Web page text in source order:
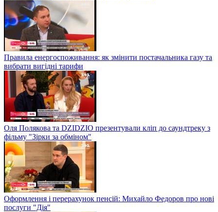
Правила енергоспоживання: як змінити постачальника газу та
вибрати вигідні тарифи
Оля Полякова та DZIDZIO презентували кліп до саундтреку з
фільму "Зірки за обміном"
Оформлення і перерахунок пенсій: Михайло Федоров про нові
послуги "Дія"